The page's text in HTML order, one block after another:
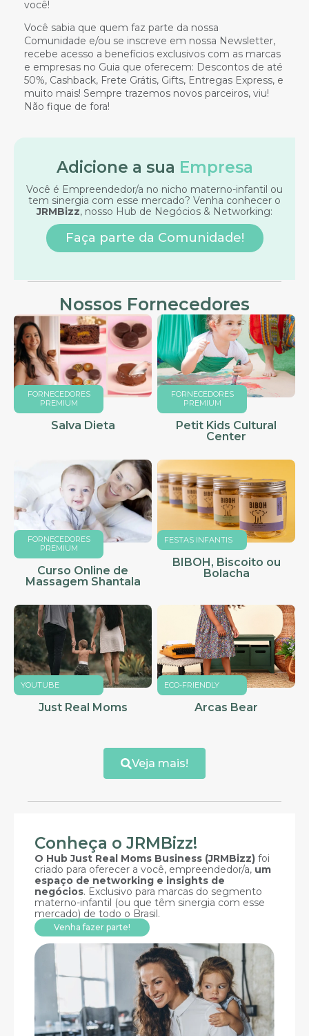
você!
Você sabia que quem faz parte da nossa
Comunidade e/ou se inscreve em nossa Newsletter,
recebe acesso a benefícios exclusivos com as marcas
e empresas no Guia que oferecem: Descontos de até
50%, Cashback, Frete Grátis, Gifts, Entregas Express, e
muito mais! Sempre trazemos novos parceiros, viu!
Não fique de fora!
Adicione a sua Empresa
Você é Empreendedor/a no nicho materno-infantil ou
tem sinergia com esse mercado? Venha conhecer o
JRMBizz, nosso Hub de Negócios & Networking:
Faça parte da Comunidade!
Nossos Fornecedores
FORNECEDORES
PREMIUM
Salva Dieta
FORNECEDORES
PREMIUM
Petit Kids Cultural
Center
FORNECEDORES
PREMIUM
Curso Online de
Massagem Shantala
FESTAS INFANTIS
BIBOH, Biscoito ou
Bolacha
YOUTUBE
Just Real Moms
ECO-FRIENDLY
Arcas Bear
Veja mais!
Conheça o JRMBizz!
O Hub Just Real Moms Business (JRMBizz) foi
criado para oferecer a você, empreendedor/a, um
espaço de networking e insights de
negócios. Exclusivo para marcas do segmento
materno-infantil (ou que têm sinergia com esse
mercado) de todo o Brasil.
Venha fazer parte!